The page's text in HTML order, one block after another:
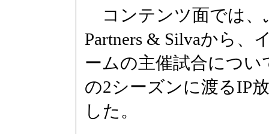
コンテンツ面では、
Partners & Silvaから、
ームの主催試合につい
の2シーズンに渡るIP
した。